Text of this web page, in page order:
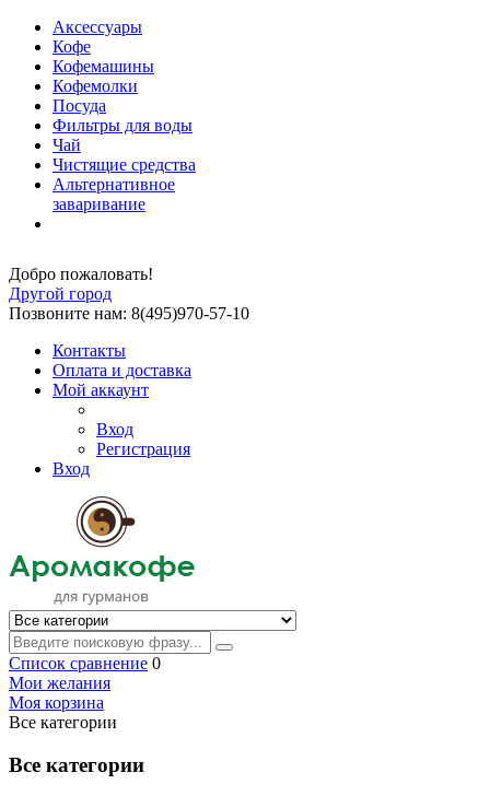
Аксессуары
Кофе
Кофемашины
Кофемолки
Посуда
Фильтры для воды
Чай
Чистящие средства
Альтернативное
заваривание
Добро пожаловать!
Другой город
Позвоните нам: 8(495)970-57-10
Контакты
Оплата и доставка
Мой аккаунт
Вход
Регистрация
Вход
Список сравнение 0
Мои желания
Моя корзина
Все категории
Все категории